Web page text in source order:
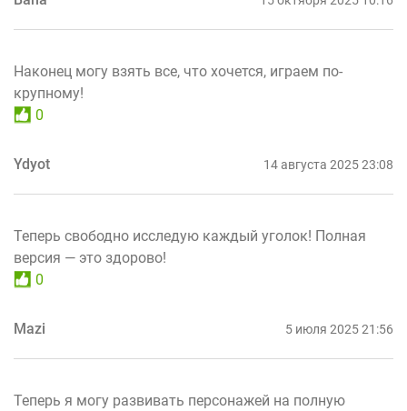
Наконец могу взять все, что хочется, играем по-
крупному!
0
Ydyot 14 августа 2025 23:08
Теперь свободно исследую каждый уголок! Полная
версия — это здорово!
0
Mazi 5 июля 2025 21:56
Теперь я могу развивать персонажей на полную